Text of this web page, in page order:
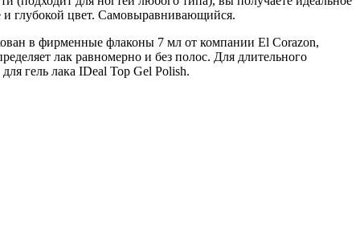
и глубокой цвет. Самовыравнивающийся.
в фирменные флаконы 7 мл от компании El Corazon,
лак равномерно и без полос. Для длительного
гель лака IDeal Top Gel Polish.